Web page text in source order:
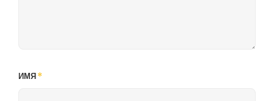
ИМЯ*